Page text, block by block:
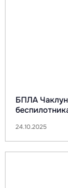
БПЛА
24.10.2025